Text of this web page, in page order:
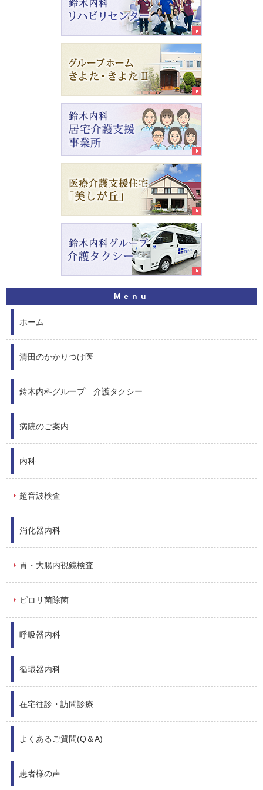
ホーム
清田のかかりつけ医
鈴木内科グループ 介護タクシー
病院のご案内
内科
超音波検査
消化器内科
胃・大腸内視鏡検査
ピロリ菌除菌
呼吸器内科
循環器内科
在宅往診・訪問診療
よくあるご質問(Q＆A)
患者様の声